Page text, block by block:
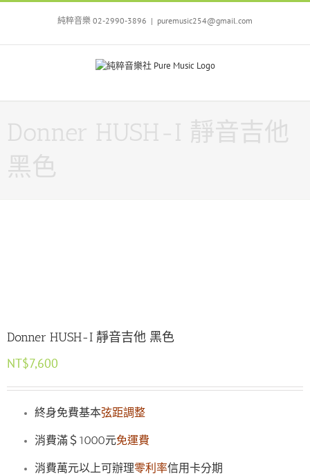
Skip
純粹音樂 02-2990-3896 | puremusic254@gmail.com
Donner HUSH-I 靜音吉他
黑色
Donner HUSH-I 靜音吉他 黑色
NT$7,600
終身免費基本弦距調整
消費滿＄1000元免運費
消費萬元以上可辦理零利率信用卡分期